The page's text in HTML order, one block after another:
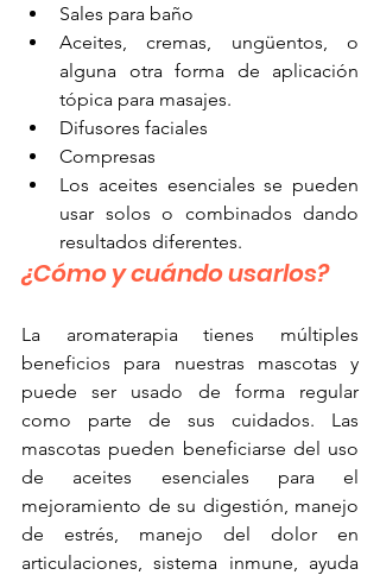
Sales para baño
Aceites, cremas, ungüentos, o
alguna otra forma de aplicación
tópica para masajes.
Difusores faciales
Compresas
Los aceites esenciales se pueden
usar solos o combinados dando
resultados diferentes.
¿Cómo y cuándo usarlos?
La aromaterapia tienes múltiples
beneficios para nuestras mascotas y
puede ser usado de forma regular
como parte de sus cuidados. Las
mascotas pueden beneficiarse del uso
de aceites esenciales para el
mejoramiento de su digestión, manejo
de estrés, manejo del dolor en
articulaciones, sistema inmune, ayuda